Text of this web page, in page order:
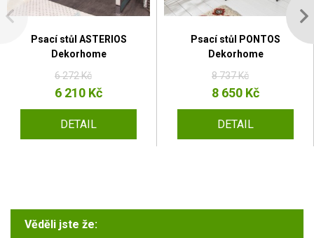
Psací stůl ASTERIOS
Dekorhome
6 272 Kč
6 210 Kč
DETAIL
Psací stůl PONTOS
Dekorhome
8 737 Kč
8 650 Kč
DETAIL
Věděli jste že: